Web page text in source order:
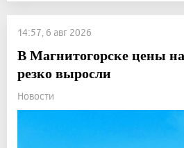
14:57, 6 авг 2026
В Магнитогорске цены
резко выросли
Новости